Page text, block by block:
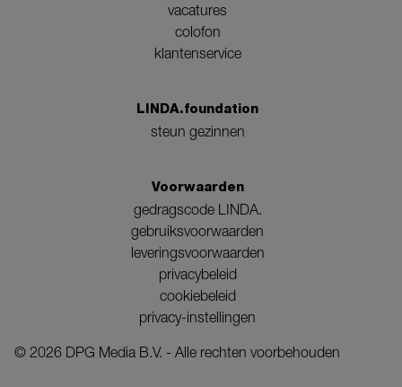
vacatures
colofon
klantenservice
LINDA.foundation
steun gezinnen
Voorwaarden
gedragscode LINDA.
gebruiksvoorwaarden
leveringsvoorwaarden
privacybeleid
cookiebeleid
privacy-instellingen
© 2026 DPG Media B.V. - Alle rechten voorbehouden